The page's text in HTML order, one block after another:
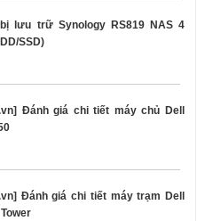
lưu trữ Synology RS819 NAS 4
SSD)
Đánh giá chi tiết máy chủ Dell
Đánh giá chi tiết máy trạm Dell